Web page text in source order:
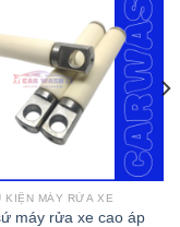
KIỆN MÁY RỬA XE
máy rửa xe cao áp